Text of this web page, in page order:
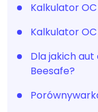
Kalkulator
Kalkulator OC
Dla jakich
Beesafe?